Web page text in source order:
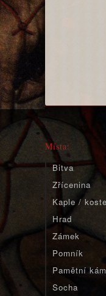
Místa:
Bitva
Zřícenina
Kaple /
Hrad
Zámek
Pomník
Pamětní
Socha